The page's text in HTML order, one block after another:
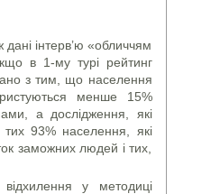
інтерв’ю «обличчям
в 1-му турі рейтинг
з тим, що населення
менше 15%
а дослідження, які
93% населення, які
заможних людей і тих,
у методиці